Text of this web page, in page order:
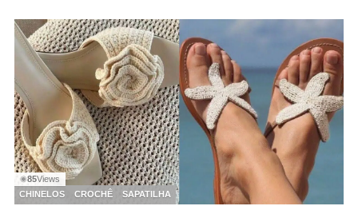
◉85Views
CHINELOS
CROCHÊ SAPATILHA